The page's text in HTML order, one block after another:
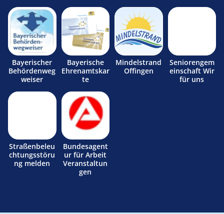
Bayerischer
Behördenweg
weiser
Bayerische
Ehrenamtskar
te
Mindelstrand
Offingen
Seniorengem
einschaft Wir
für uns
Straßenbeleu
chtungsstöru
ng melden
Bundesagent
ur für Arbeit
Veranstaltun
gen